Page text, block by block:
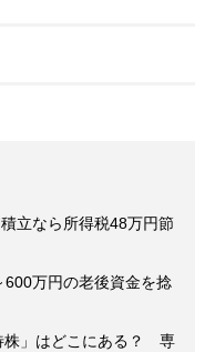
立なら所得税48万円節
600万円の老後資金を捻
株」はどこにある？ 専